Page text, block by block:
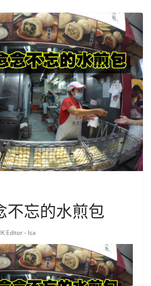
不忘的水煎包
Editor - Isa